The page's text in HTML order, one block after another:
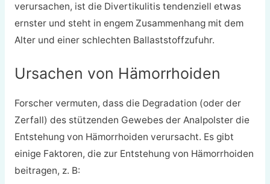
verursachen, ist die Divertikulitis tendenziell etwas
ernster und steht in engem Zusammenhang mit dem
Alter und einer schlechten Ballaststoffzufuhr.
Ursachen von Hämorrhoiden
Forscher vermuten, dass die Degradation (oder der
Zerfall) des stützenden Gewebes der Analpolster die
Entstehung von Hämorrhoiden verursacht. Es gibt
einige Faktoren, die zur Entstehung von Hämorrhoiden
beitragen, z. B: